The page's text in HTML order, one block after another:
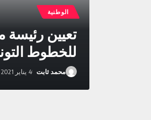
الوطنية
تعيين رئيسة
للخطوط
محمد ثابت 4 يناير 2021